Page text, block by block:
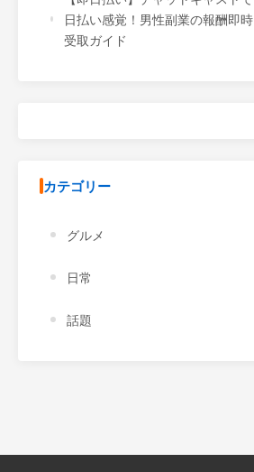
日払い感覚！男性副業の報酬即時
受取ガイド
カテゴリー
グルメ
日常
話題